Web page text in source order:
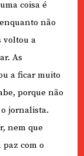
coisa é
não
voltou a
As
a ficar muito
porque não
jornalista.
nem que
paz com o